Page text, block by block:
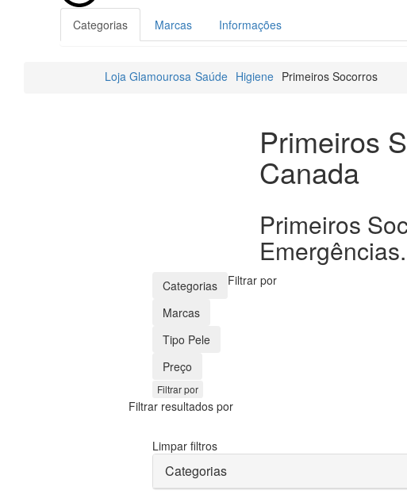
Categorias Marcas Informações
Loja Glamourosa Saúde Higiene Primeiros Socorros
Primeiros
Canada
Primeiros
Emergências.
Filtrar por
Categorias
Marcas
Tipo Pele
Preço
Filtrar por
Filtrar resultados por
Limpar filtros
Categorias